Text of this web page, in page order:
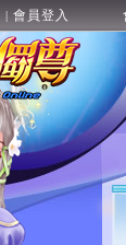
| 會員登入